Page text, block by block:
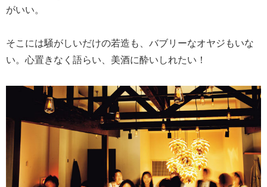
がいい。
そこには騒がしいだけの若造も、バブリーなオヤジもいな
い。心置きなく語らい、美酒に酔いしれたい！